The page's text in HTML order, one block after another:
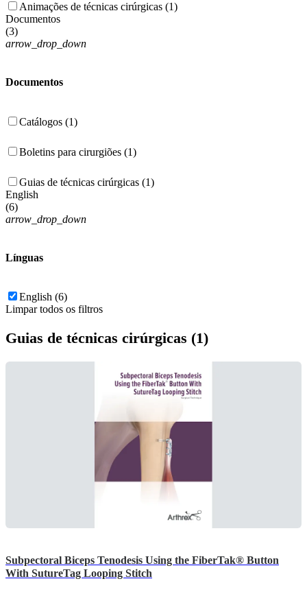
Animações de técnicas cirúrgicas (1)
Documentos
(3)
arrow_drop_down
Documentos
Catálogos (1)
Boletins para cirurgiões (1)
Guias de técnicas cirúrgicas (1)
English
(6)
arrow_drop_down
Línguas
English (6)
Limpar todos os filtros
Guias de técnicas cirúrgicas (1)
Subpectoral Biceps Tenodesis Using the FiberTak® Button
With SutureTag Looping Stitch